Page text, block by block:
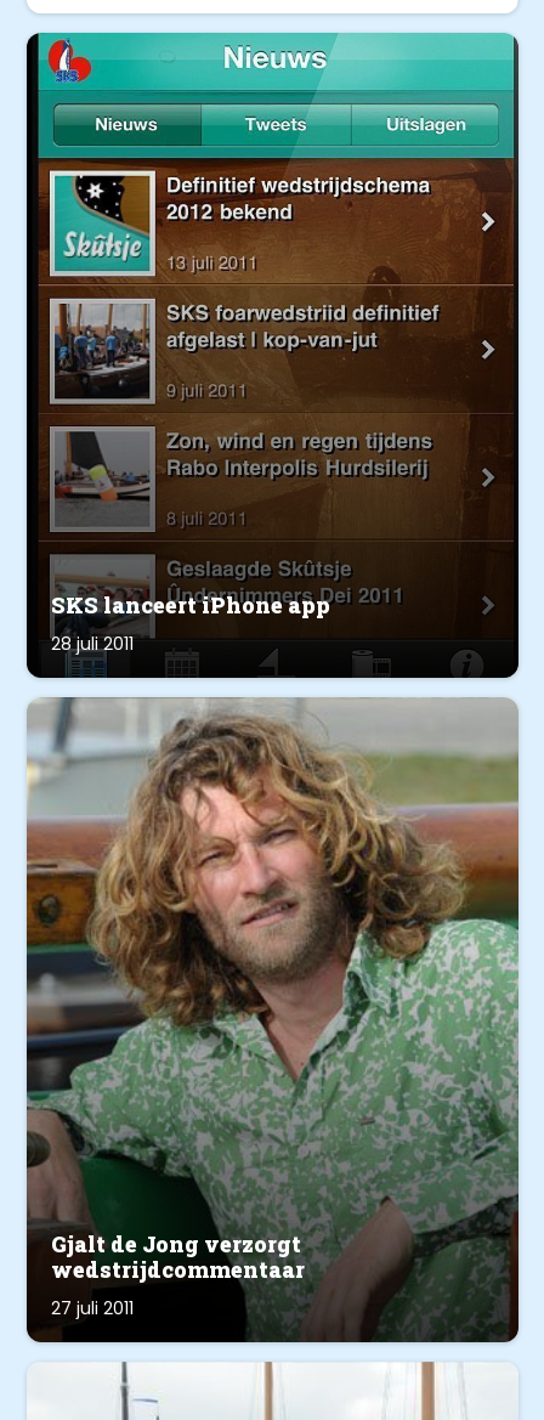
SKS lanceert iPhone app
28 juli 2011
Gjalt de Jong verzorgt
wedstrijdcommentaar
27 juli 2011